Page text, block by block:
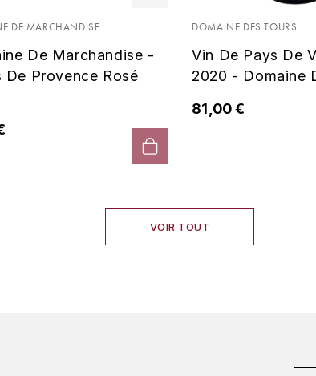
DE MARCHANDISE
De Marchandise -
De Provence Rosé
DOMAINE DES TOURS
Vin De Pays De
2020 - Domaine
81,00 €
VOIR TOUT